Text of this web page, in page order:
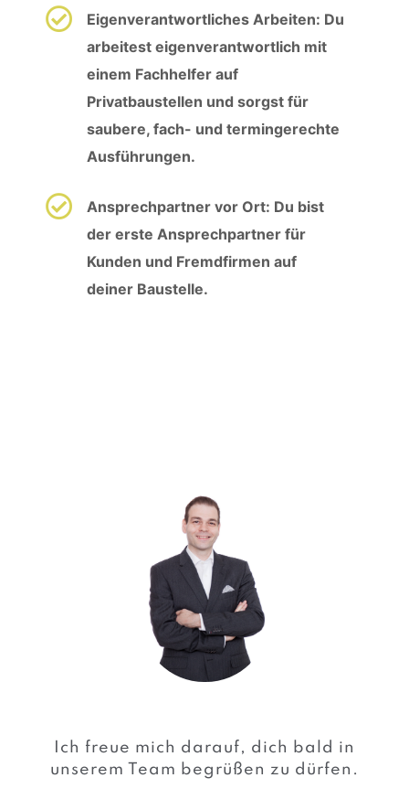
Eigenverantwortliches Arbeiten: Du
arbeitest eigenverantwortlich mit
einem Fachhelfer auf
Privatbaustellen und sorgst für
saubere, fach- und termingerechte
Ausführungen.
Ansprechpartner vor Ort: Du bist
der erste Ansprechpartner für
Kunden und Fremdfirmen auf
deiner Baustelle.
Ich freue mich darauf, dich bald in
unserem Team begrüßen zu dürfen.